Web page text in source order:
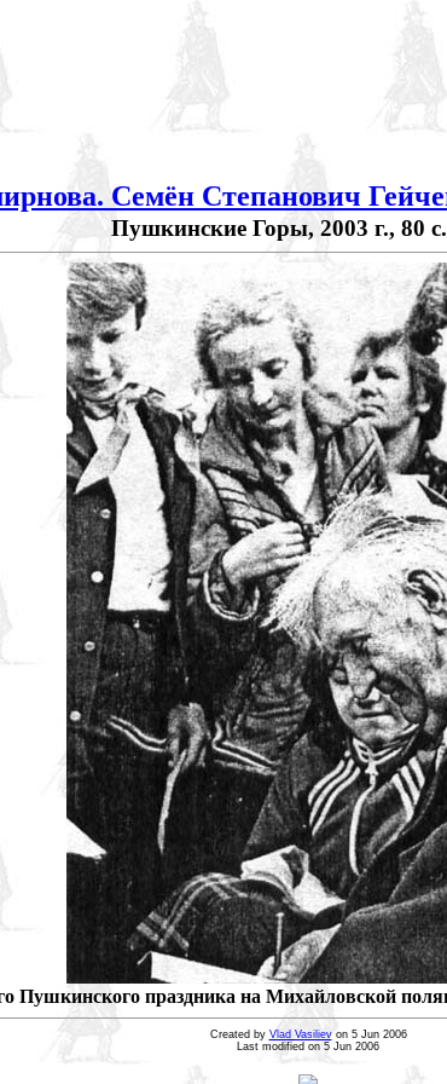
Семён Степанович
Пушкинские Горы, 2003 г., 80
Пушкинского праздника на Михайловской
Created by Vlad Vasilievon 5 Jun 2006
Last modified on 5 Jun 2006